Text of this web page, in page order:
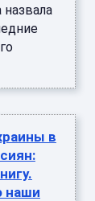
в
наши